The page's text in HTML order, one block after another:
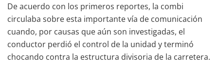
De acuerdo con los primeros reportes, la combi
circulaba sobre esta importante vía de comunicación
cuando, por causas que aún son investigadas, el
conductor perdió el control de la unidad y terminó
chocando contra la estructura divisoria de la carretera.